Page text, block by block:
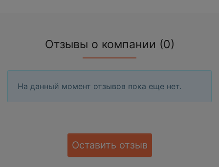
Отзывы о компании (0)
На данный момент отзывов пока еще нет.
Оставить отзыв